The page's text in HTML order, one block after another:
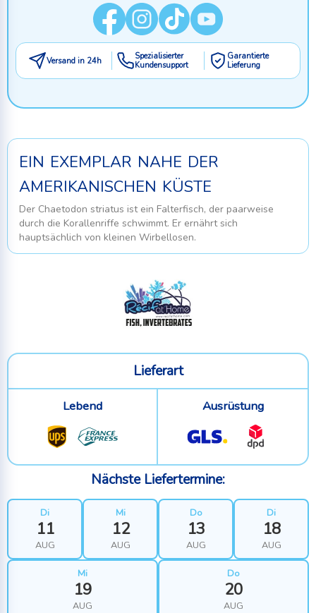
Versand in 24h
Spezialisierter
Kundensupport
Garantierte
Lieferung
ein exemplar nahe der
amerikanischen küste
Der Chaetodon striatus ist ein Falterfisch, der paarweise
durch die Korallenriffe schwimmt. Er ernährt sich
hauptsächlich von kleinen Wirbellosen.
Lieferart
Lebend Ausrüstung
Nächste Liefertermine:
Di
11
AUG
Mi
12
AUG
Do
13
AUG
Di
18
AUG
Mi
19
AUG
Do
20
AUG